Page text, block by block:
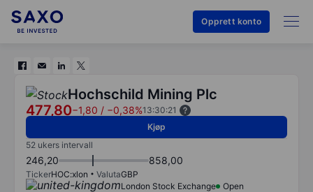
Opprett konto
Hochschild Mining Plc
477,80−1,80 / −0,38%13:30:21
Kjøp
52 ukers intervall
246,20 858,00
TickerHOC:xlon ValutaGBP
London Stock Exchange
Open